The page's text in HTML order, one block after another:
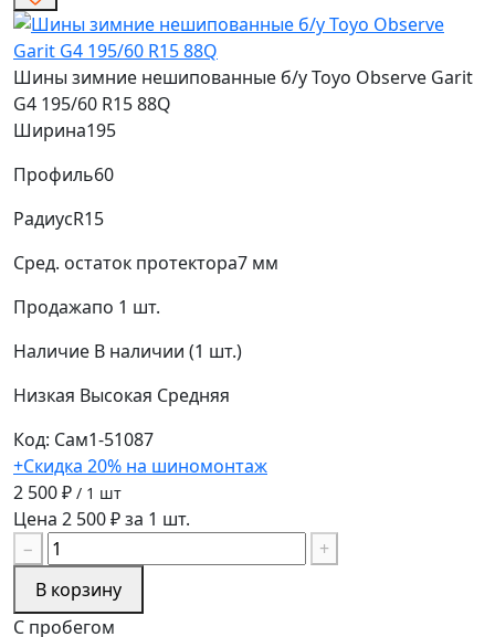
Шины зимние нешипованные б/у Toyo Observe Garit
G4 195/60 R15 88Q
Ширина195
Профиль60
РадиусR15
Сред. остаток протектора7 мм
Продажапо 1 шт.
Наличие В наличии (1 шт.)
Низкая Высокая Средняя
Код: Сам1-51087
+Скидка 20% на шиномонтаж
2 500 ₽ / 1 шт
Цена 2 500 ₽ за 1 шт.
−
+
В корзину
С пробегом